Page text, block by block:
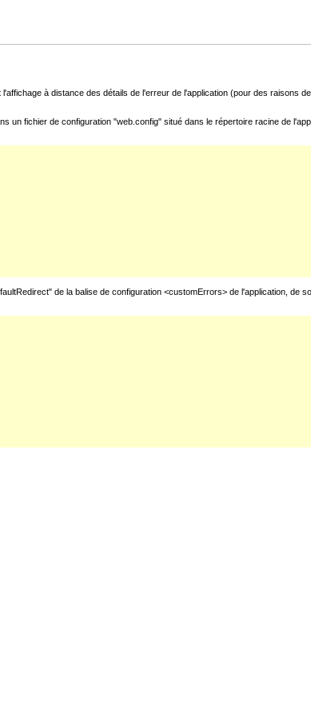
à distance des détails de l'erreur de l'application (pour des raisons
fichier de configuration "web.config" situé dans le répertoire racine de
de la balise de configuration <customErrors> de l'application, de